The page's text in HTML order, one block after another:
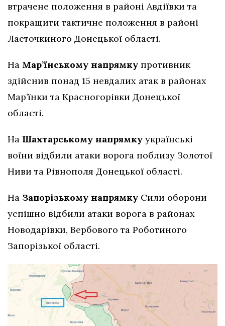
втрачене положення в районі Авдіївки та
покращити тактичне положення в районі
Ласточкиного Донецької області.
На Мар’їнському напрямку противник
здійснив понад 15 невдалих атак в районах
Мар’їнки та Красногорівки Донецької
області.
На Шахтарському напрямку українські
воїни відбили атаки ворога поблизу Золотої
Ниви та Рівнополя Донецької області.
На Запорізькому напрямку Сили оборони
успішно відбили атаки ворога в районах
Новодарівки, Вербового та Роботиного
Запорізької області.